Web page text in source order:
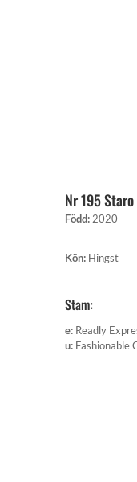
Nr 195
Född: 2020
Kön: Hingst
Stam:
e: Readly
u: Fashionable